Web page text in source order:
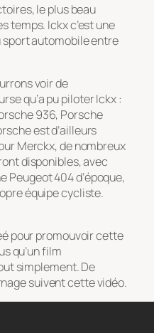
le plus beau
temps. Ickx c’est une
sport automobile entre
voir de
qu’a pu piloter Ickx :
936, Porsche
est d’ailleurs
Merckx, de nombreux
disponibles, avec
Peugeot 404 d’époque,
équipe cycliste.
pour promouvoir cette
qu’un film
simplement. De
suivent cette vidéo.